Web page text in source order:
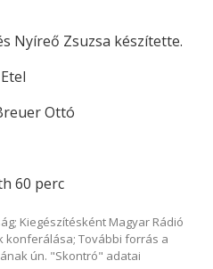
Nyíreő Zsuzsa készítette.
Ottó
60 perc
Kiegészítésként Magyar Rádió
konferálása; További forrás a
ún. "Skontró" adatai